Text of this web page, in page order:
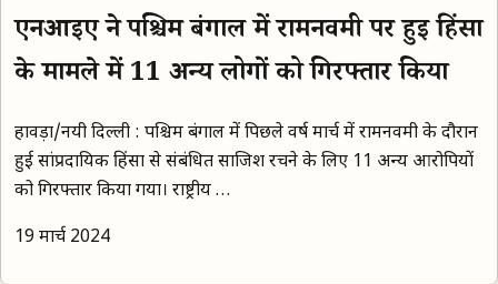
एनआईए ने पश्चिम बंगाल में रामनवमी पर हुई हिंसा
के मामले में 11 अन्य लोगों को गिरफ्तार किया
हावड़ा/नयी दिल्ली : पश्चिम बंगाल में पिछले वर्ष मार्च में रामनवमी के दौरान
हुई सांप्रदायिक हिंसा से संबंधित साजिश रचने के लिए 11 अन्य आरोपियों
को गिरफ्तार किया गया। राष्ट्रीय …
19 मार्च 2024